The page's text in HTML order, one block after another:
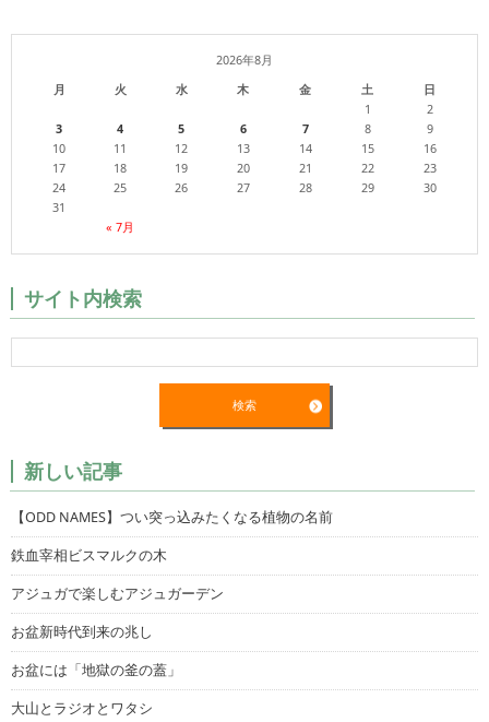
2026年8月
月
火 水 木 金 土 日
« 7月
1
2
3
4 5 6 7 8
9
10
11 12 13 14 15
16
17
18 19 20 21 22
23
24
25 26 27 28 29
30
31
サイト内検索
新しい記事
【ODD NAMES】つい突っ込みたくなる植物の名前
鉄血宰相ビスマルクの木
アジュガで楽しむアジュガーデン
お盆新時代到来の兆し
お盆には「地獄の釜の蓋」
大山とラジオとワタシ